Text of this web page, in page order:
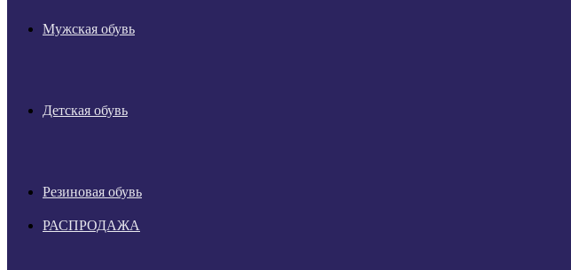
Мужская обувь
Детская обувь
Резиновая обувь
РАСПРОДАЖА